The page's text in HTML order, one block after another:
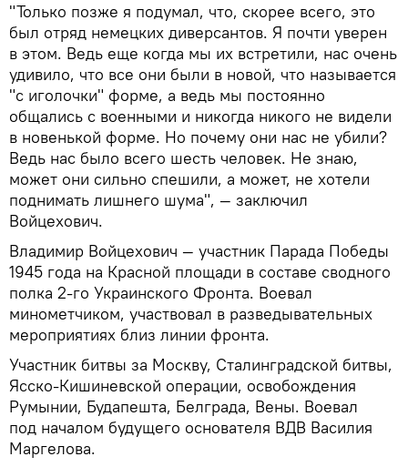
"Только позже я подумал, что, скорее всего, это
был отряд немецких диверсантов. Я почти уверен
в этом. Ведь еще когда мы их встретили, нас очень
удивило, что все они были в новой, что называется
"с иголочки" форме, а ведь мы постоянно
общались с военными и никогда никого не видели
в новенькой форме. Но почему они нас не убили?
Ведь нас было всего шесть человек. Не знаю,
может они сильно спешили, а может, не хотели
поднимать лишнего шума", — заключил
Войцехович.
Владимир Войцехович — участник Парада Победы
1945 года на Красной площади в составе сводного
полка 2-го Украинского Фронта. Воевал
минометчиком, участвовал в разведывательных
мероприятиях близ линии фронта.
Участник битвы за Москву, Сталинградской битвы,
Ясско-Кишиневской операции, освобождения
Румынии, Будапешта, Белграда, Вены. Воевал
под началом будущего основателя ВДВ Василия
Маргелова.